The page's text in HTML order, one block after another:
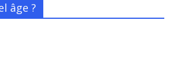
âge ?